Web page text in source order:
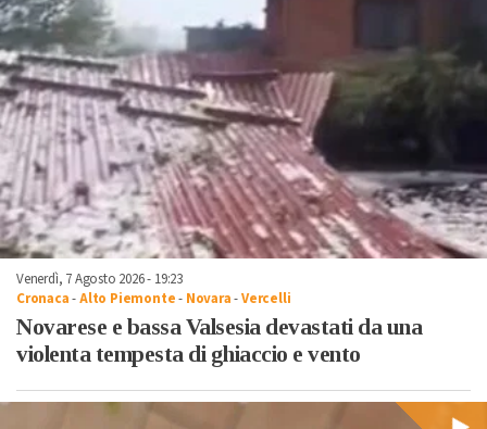
Venerdì, 7 Agosto 2026 - 19:23
Cronaca-Alto Piemonte- Novara-Vercelli
Novarese e bassa Valsesia devastati da una
violenta tempesta di ghiaccio e vento